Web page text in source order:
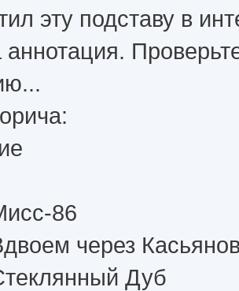
эту подставу в
86
через
Дуб